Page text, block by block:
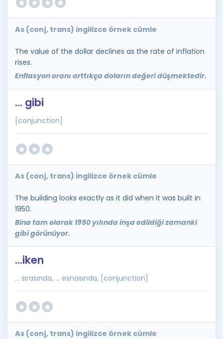
As (conj, trans) ingilizce örnek cümle
The value of the dollar declines as the rate of inflation
rises.
Enflasyon oranı arttıkça doların değeri düşmektedir.
... gibi
[conjunction]
As (conj, trans) ingilizce örnek cümle
The building looks exactly as it did when it was built in
1950.
Bina tam olarak 1950 yılında inşa edildiği zamanki
gibi görünüyor.
...iken
... sırasında, ... esnasında, [conjunction]
As (conj, trans) ingilizce örnek cümle